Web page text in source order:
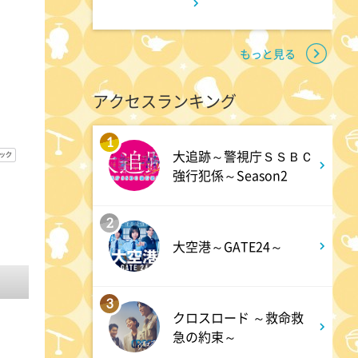
アメトーーク! CLUB配信で見
られる懐かし回&傑作回
0:45
見取り図じゃん 【1人で見
て】小声の会…アノ人が退場で
深夜
最新!男女の出会いの場「相席
ラウンジ」に潜入調査!
もっと見る
アクセスランキング
1
大追跡～警視庁ＳＳＢＣ
強行犯係～Season2
2
大空港～GATE24～
3
クロスロード ～救命救
急の約束～